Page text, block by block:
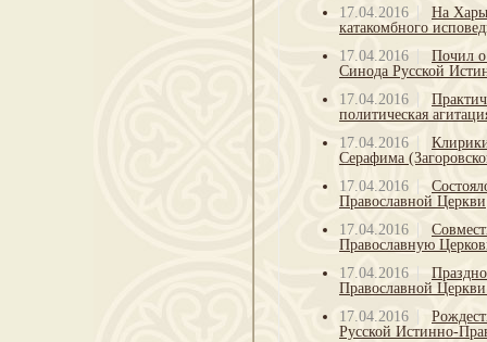
17.04.2016
На
катакомбного
17.04.2016
Почил о
Синода Русской
17.04.2016
политическая
17.04.2016
Серафима
17.04.2016
Православной Церкви
17.04.2016
Православную
17.04.2016
Православной Церкви
17.04.2016
Русской Истинно-